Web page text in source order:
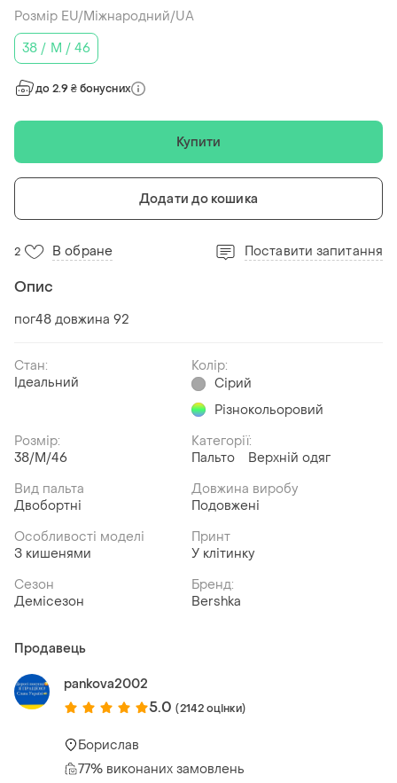
Розмір EU/Міжнародний/UA
38 / M / 46
до 2.9 ₴ бонусних
Купити
Додати до кошика
2 В обране Поставити запитання
Опис
пог48 довжина 92
Стан:
Ідеальний
Колір:
Сірий
Різнокольоровий
Розмір:
38/M/46
Категорії:
Пальто
Верхній одяг
Вид пальта
Двобортні
Довжина виробу
Подовжені
Особливості моделі
З кишенями
Принт
У клітинку
Сезон
Демісезон
Бренд:
Bershka
Продавець
pankova2002
5.0 (2142 оцінки)
Борислав
77% виконаних замовлень